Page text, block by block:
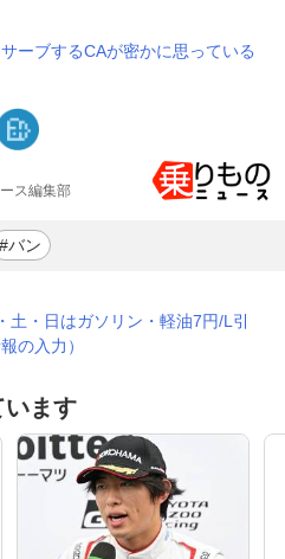
ーブするCAが密かに思っている
ス編集部
#バン
土・日はガソリン・軽油7円/L引
の入力）
います